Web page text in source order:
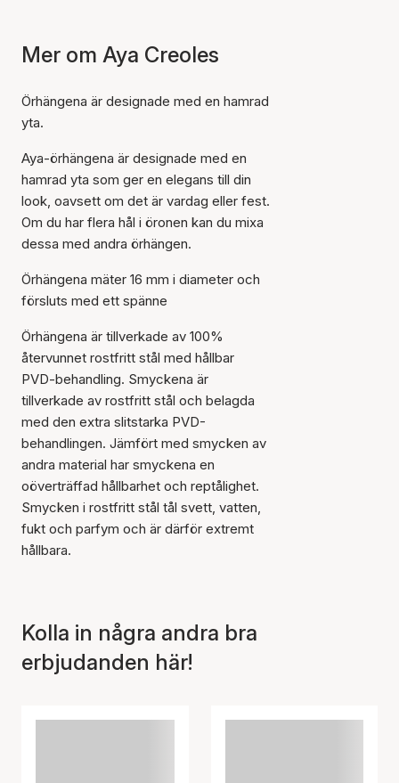
Mer om Aya Creoles
Örhängena är designade med en hamrad
yta.
Aya-örhängena är designade med en
hamrad yta som ger en elegans till din
look, oavsett om det är vardag eller fest.
Om du har flera hål i öronen kan du mixa
dessa med andra örhängen.
Örhängena mäter 16 mm i diameter och
försluts med ett spänne
Örhängena är tillverkade av 100%
återvunnet rostfritt stål med hållbar
PVD-behandling. Smyckena är
tillverkade av rostfritt stål och belagda
med den extra slitstarka PVD-
behandlingen. Jämfört med smycken av
andra material har smyckena en
oöverträffad hållbarhet och reptålighet.
Smycken i rostfritt stål tål svett, vatten,
fukt och parfym och är därför extremt
hållbara.
Kolla in några andra bra
erbjudanden här!